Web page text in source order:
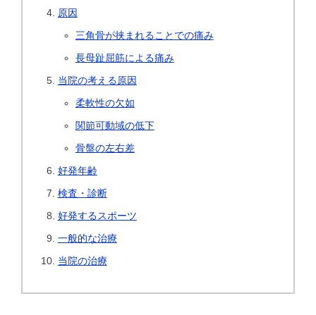
原因
三角骨が挟まれることでの痛み
長母趾屈筋による痛み
当院の考える原因
柔軟性の欠如
関節可動域の低下
骨盤の左右差
好発年齢
検査・診断
好発するスポーツ
一般的な治療
当院の治療